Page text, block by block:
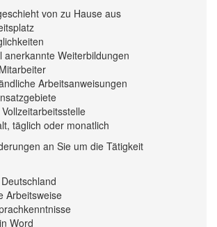
von zu Hause aus
anerkannte Weiterbildungen
Arbeitsanweisungen
täglich oder monatlich
an Sie um die Tätigkeit
Arbeitsweise
Word